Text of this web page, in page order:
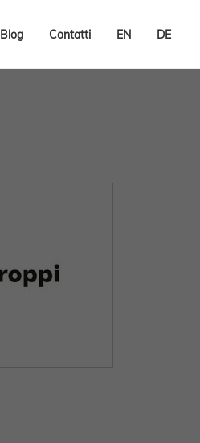
Blog Contatti EN DE